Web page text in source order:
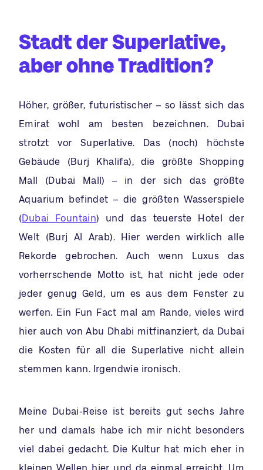
Stadt der Superlative,
aber ohne Tradition?
Höher, größer, futuristischer – so lässt sich das
Emirat wohl am besten bezeichnen. Dubai
strotzt vor Superlative. Das (noch) höchste
Gebäude (Burj Khalifa), die größte Shopping
Mall (Dubai Mall) – in der sich das größte
Aquarium befindet – die größten Wasserspiele
(Dubai Fountain) und das teuerste Hotel der
Welt (Burj Al Arab). Hier werden wirklich alle
Rekorde gebrochen. Auch wenn Luxus das
vorherrschende Motto ist, hat nicht jede oder
jeder genug Geld, um es aus dem Fenster zu
werfen. Ein Fun Fact mal am Rande, vieles wird
hier auch von Abu Dhabi mitfinanziert, da Dubai
die Kosten für all die Superlative nicht allein
stemmen kann. Irgendwie ironisch.
Meine Dubai-Reise ist bereits gut sechs Jahre
her und damals habe ich mir nicht besonders
viel dabei gedacht. Die Kultur hat mich eher in
kleinen Wellen hier und da einmal erreicht. Um